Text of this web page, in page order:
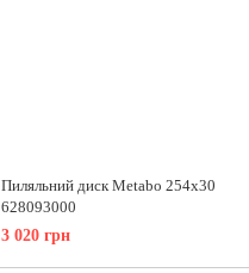
Пиляльний диск Metabo 254x30
628093000
3 020 грн